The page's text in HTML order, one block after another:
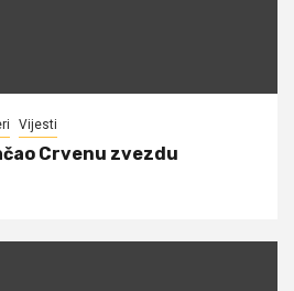
Vijesti
Crvenu zvezdu